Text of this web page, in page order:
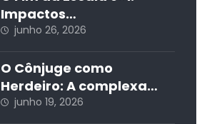
Impactos
Socioeconômicos,
Produtividade e os
Desafios Estruturais do
Mercado de Trabalho no
Brasil
junho 26, 2026
O Cônjuge como
Herdeiro: A complexa
concorrência com
junho 19, 2026